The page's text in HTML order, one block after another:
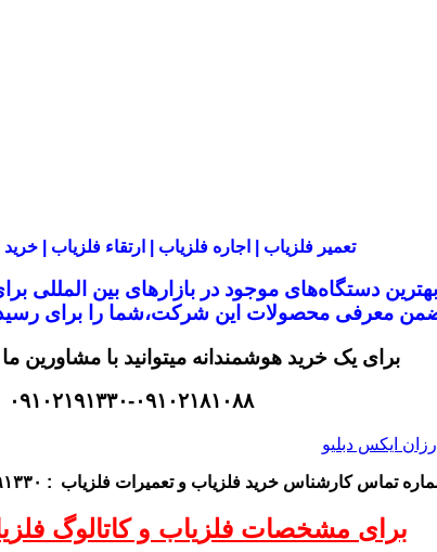
تعمیر فلزیاب | اجاره فلزیاب | ارتقاء فلزیاب |
دستگاه‌های موجود دربازار‌های بین المللی
ضمن معرفی محصولات این شرکت،شما را برای
برای یک خرید هوشمندانه میتوانید با مشاورین
۰۹۱۰۲۱۹۱۳۳۰-۰۹۱۰۲۱۸۱۰۸۸
تماس کارشناسخرید فلزیاب و تعمیرات فلزیاب : ۰۹۱۰۲۱۹۱۳۳۰و ۰۹۱۰۲۱۸۱۰۸۸
برای مشخصات فلزیاب و کاتالوگ